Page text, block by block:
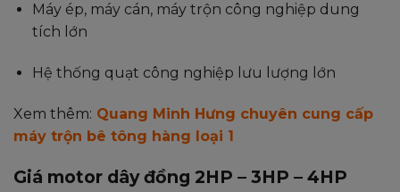
Máy ép, máy cán, máy trộn công nghiệp dung
tích lớn
Hệ thống quạt công nghiệp lưu lượng lớn
Xem thêm: Quang Minh Hưng chuyên cung cấp
máy trộn bê tông hàng loại 1
Giá motor dây đồng 2HP – 3HP – 4HP